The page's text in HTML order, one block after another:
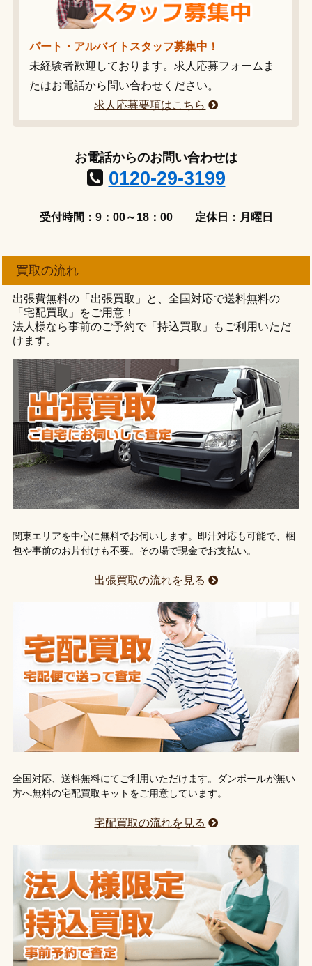
パート・アルバイトスタッフ募集中！
未経験者歓迎しております。求人応募フォームま
たはお電話から問い合わせください。
求人応募要項はこちら
お電話からのお問い合わせは
0120-29-3199
受付時間：9：00～18：00 定休日：月曜日
買取の流れ
出張費無料の「出張買取」と、全国対応で送料無料の
「宅配買取」をご用意！
法人様なら事前のご予約で「持込買取」もご利用いただ
けます。
関東エリアを中心に無料でお伺いします。即汁対応も可能で、梱
包や事前のお片付けも不要。その場で現金でお支払い。
出張買取の流れを見る
全国対応、送料無料にてご利用いただけます。ダンボールが無い
方へ無料の宅配買取キットをご用意しています。
宅配買取の流れを見る